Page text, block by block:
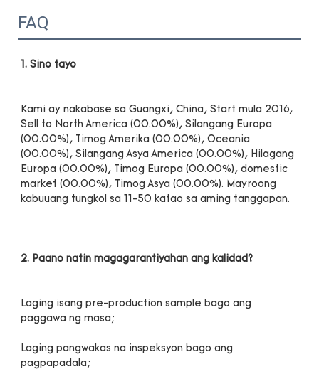
FAQ
Kami ay nakabase sa Guangxi, China, Start mula 2016,
Sell to North America (00.00%), Silangang Europa
(00.00%), Timog Amerika (00.00%), Oceania
(00.00%), Silangang Asya America (00.00%), Hilagang
Europa (00.00%), Timog Europa (00.00%), domestic
market (00.00%), Timog Asya (00.00%). Mayroong
Laging isang pre-production sample bago ang
Laging pangwakas na inspeksyon bago ang